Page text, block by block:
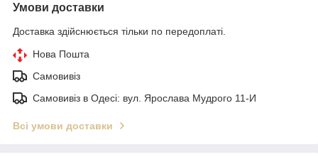
Умови доставки
Доставка здійснюється тільки по передоплаті.
Нова Пошта
Самовивіз
Самовивіз в Одесі: вул. Ярослава Мудрого 11-И
Всі умови доставки